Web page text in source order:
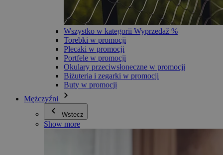
Wszystko w kategorii Wyprzedaž %
Torebki w promocji
Plecaki w promocji
Portfele w promocji
Okulary przeciwsłoneczne w promocji
Biżuteria i zegarki w promocji
Buty w promocji
Mężczyźni
Wstecz
Show more